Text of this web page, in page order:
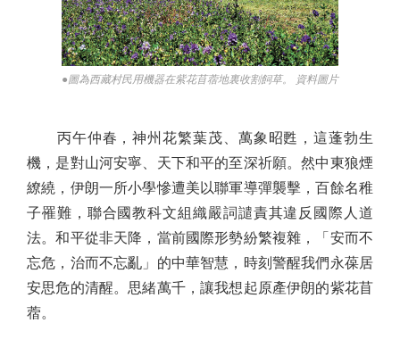
●圖為西藏村民用機器在紫花苜蓿地裏收割飼草。 資料圖片
丙午仲春，神州花繁葉茂、萬象昭甦，這蓬勃生
機，是對山河安寧、天下和平的至深祈願。然中東狼煙
繚繞，伊朗一所小學慘遭美以聯軍導彈襲擊，百餘名稚
子罹難，聯合國教科文組織嚴詞譴責其違反國際人道
法。和平從非天降，當前國際形勢紛繁複雜，「安而不
忘危，治而不忘亂」的中華智慧，時刻警醒我們永葆居
安思危的清醒。思緒萬千，讓我想起原產伊朗的紫花苜
蓿。